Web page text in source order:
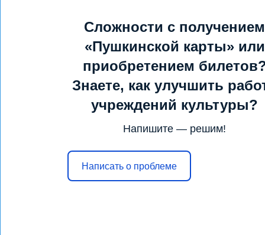
Сложности с получением
«Пушкинской карты» или
приобретением
Знаете, как улучшить
учреждений культуры?
Напишите — решим!
Написать о проблеме